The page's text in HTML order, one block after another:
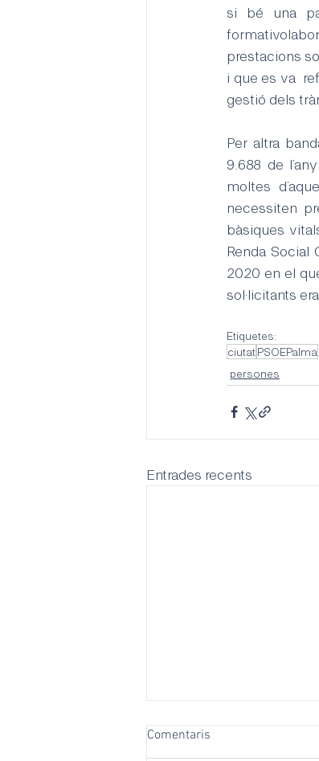
si bé una
prestacions
i que es va
gestió dels
Per altra
9.688 de
moltes
necessiten
bàsiques
Renda Social
2020 en el
sol·licitants
Etiquetes:
ciutatPSOEPalma
persones
Entrades recents
Comentaris